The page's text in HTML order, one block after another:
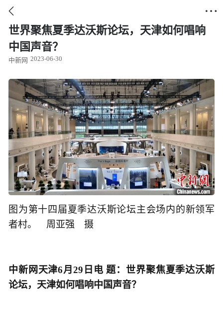
 
世界聚焦夏季达沃斯论坛，天津如何唱响
中国声音？
中新网 2023-06-30
图为第十四届夏季达沃斯论坛主会场内的新领军
者村。 周亚强 摄
中新网天津6月29日电 题：世界聚焦夏季达沃斯
论坛，天津如何唱响中国声音？